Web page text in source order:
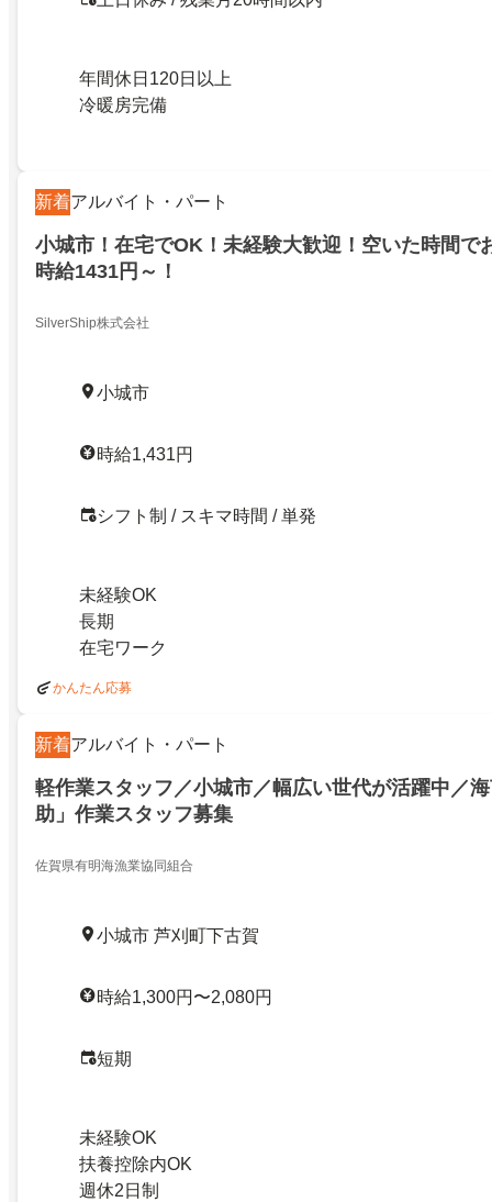
年間休日120日以上
冷暖房完備
新着アルバイト・パート
小城市！在宅でOK！未経験大歓迎！空いた時間で
時給1431円～！
SilverShip株式会社
小城市
時給1,431円
シフト制 / スキマ時間 / 単発
未経験OK
長期
在宅ワーク
かんたん応募
新着アルバイト・パート
軽作業スタッフ／小城市／幅広い世代が活躍中／
助」作業スタッフ募集
佐賀県有明海漁業協同組合
小城市 芦刈町下古賀
時給1,300円〜2,080円
短期
未経験OK
扶養控除内OK
週休2日制